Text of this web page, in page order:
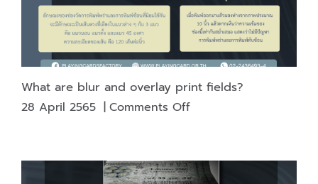
What are blur and overlay print fields?
28 April 2565 | Comments Offon
blur
and